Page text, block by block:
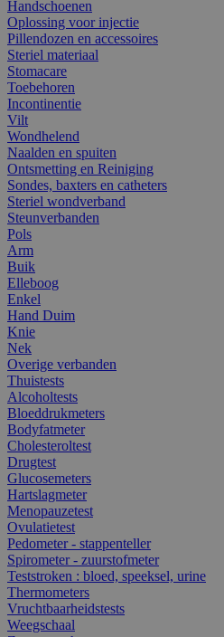
Handschoenen
Oplossing voor injectie
Pillendozen en accessoires
Steriel materiaal
Stomacare
Toebehoren
Incontinentie
Vilt
Wondhelend
Naalden en spuiten
Ontsmetting en Reiniging
Sondes, baxters en catheters
Steriel wondverband
Steunverbanden
Pols
Arm
Buik
Elleboog
Enkel
Hand Duim
Knie
Nek
Overige verbanden
Thuistests
Alcoholtests
Bloeddrukmeters
Bodyfatmeter
Cholesteroltest
Drugtest
Glucosemeters
Hartslagmeter
Menopauzetest
Ovulatietest
Pedometer - stappenteller
Spirometer - zuurstofmeter
Teststroken : bloed, speeksel, urine
Thermometers
Vruchtbaarheidstests
Weegschaal